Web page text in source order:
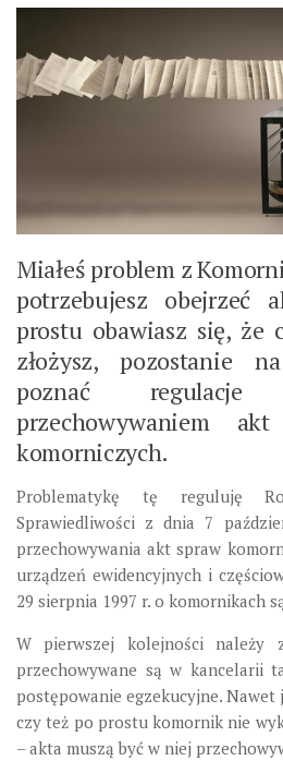
Miałeś problem z
potrzebujesz obejrzeć
prostu obawiasz się, że
złożysz, pozostanie
poznać
przechowywaniem
komorniczych.
Problematykę tę reguluję
Sprawiedliwości z dnia 7
przechowywania akt spraw
urządzeń ewidencyjnych i
29 sierpnia 1997 r. o komornikach
W pierwszej kolejności należy
przechowywane są w kancelarii
postępowanie egzekucyjne.
czy też po prostu komornik nie
– akta muszą być w niej